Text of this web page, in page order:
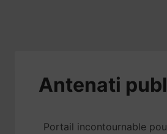
​Antenati
Portail incontournable